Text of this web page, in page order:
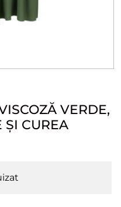
VERDE,
ȘI CUREA